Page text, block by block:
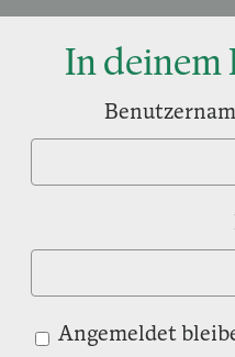
In deinem
Angemeldet